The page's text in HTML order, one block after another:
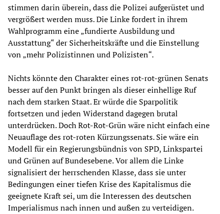
stimmen darin überein, dass die Polizei aufgerüstet und
vergrößert werden muss. Die Linke fordert in ihrem
Wahlprogramm eine „fundierte Ausbildung und
Ausstattung“ der Sicherheitskräfte und die Einstellung
von „mehr Polizistinnen und Polizisten“.
Nichts könnte den Charakter eines rot-rot-grünen Senats
besser auf den Punkt bringen als dieser einhellige Ruf
nach dem starken Staat. Er würde die Sparpolitik
fortsetzen und jeden Widerstand dagegen brutal
unterdrücken. Doch Rot-Rot-Grün wäre nicht einfach eine
Neuauflage des rot-roten Kürzungssenats. Sie wäre ein
Modell für ein Regierungsbündnis von SPD, Linkspartei
und Grünen auf Bundesebene. Vor allem die Linke
signalisiert der herrschenden Klasse, dass sie unter
Bedingungen einer tiefen Krise des Kapitalismus die
geeignete Kraft sei, um die Interessen des deutschen
Imperialismus nach innen und außen zu verteidigen.